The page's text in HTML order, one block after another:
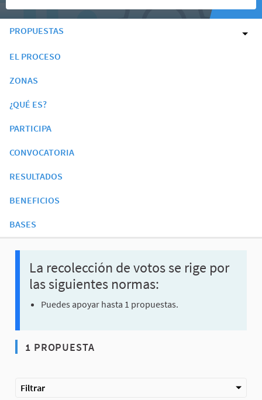
PROPUESTAS
EL PROCESO
ZONAS
¿QUÉ ES?
PARTICIPA
CONVOCATORIA
RESULTADOS
BENEFICIOS
BASES
La recolección de votos se rige por
las siguientes normas:
Puedes apoyar hasta 1 propuestas.
1 PROPUESTA
Filtrar